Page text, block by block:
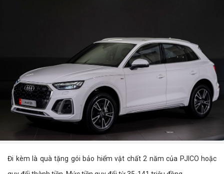
Đi kèm là quà tặng gói bảo hiểm vật chất 2 năm của PJICO hoặc